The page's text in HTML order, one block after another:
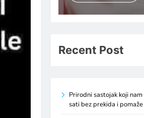
Recent Post
Prirodni sastojak koji
sati bez prekida i